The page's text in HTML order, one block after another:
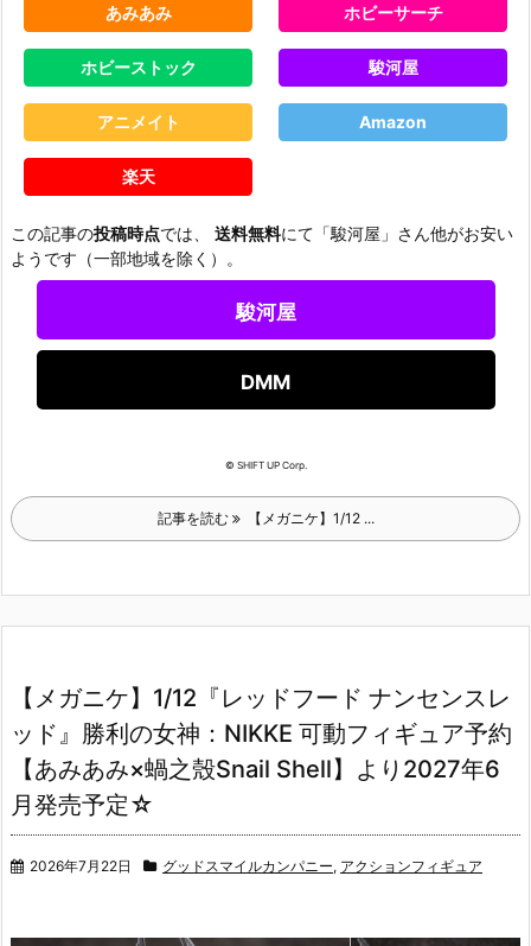
あみあみ
ホビーサーチ
ホビーストック 駿河屋
アニメイト Amazon
楽天
この記事の投稿時点では、 送料無料にて「駿河屋」さん他がお安い
ようです（一部地域を除く）。
駿河屋
DMM
© SHIFT UP Corp.
記事を読む 【メガニケ】1/12 ...
【メガニケ】1/12『レッドフード ナンセンスレ
ッド』勝利の女神：NIKKE 可動フィギュア予約
【あみあみ×蝸之殼Snail Shell】より2027年6
月発売予定☆
2026年7月22日 グッドスマイルカンパニー, アクションフィギュア